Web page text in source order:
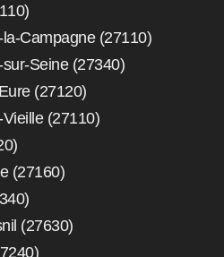
Campagne (27110)
Seine (27340)
(27120)
(27110)
(27160)
(27630)